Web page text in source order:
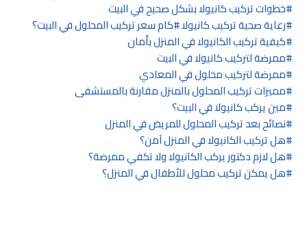
خطوات تركيب كانيولا بشكل صحيح في البيت
رعاية صحية تركيب كانيولا كام سعر تركيب المحلول في البيت؟
كيفية تركيب الكانيولا في المنزل بأمان
ممرضة لتركيب كانيولا في البيت
ممرضة لتركيب محلول في المعادي
مميزات تركيب المحلول بالمنزل مقارنة بالمستشفى
مين يركب كانيولا في البيت؟
نصائح بعد تركيب المحلول للمريض في المنزل
هل تركيب الكانيولا في المنزل آمن؟
هل لازم دكتور يركب الكانيولا ولا تكفي ممرضة؟
هل يمكن تركيب محلول للأطفال في المنزل؟